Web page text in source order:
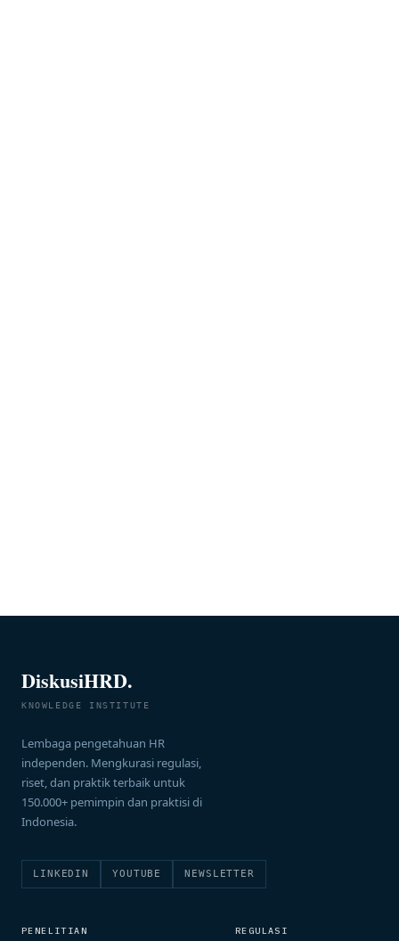
DiskusiHRD.
KNOWLEDGE INSTITUTE
Lembaga pengetahuan HR
independen. Mengkurasi regulasi,
riset, dan praktik terbaik untuk
150.000+ pemimpin dan praktisi di
Indonesia.
LINKEDIN YOUTUBE NEWSLETTER
PENELITIAN REGULASI